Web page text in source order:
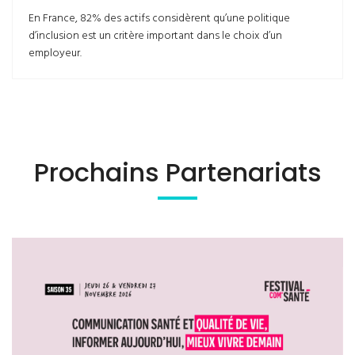
En France, 82% des actifs considèrent qu’une politique
d’inclusion est un critère important dans le choix d’un
employeur.
Prochains Partenariats